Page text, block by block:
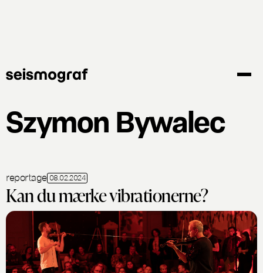
Szymon Bywalec
reportage 08.02.2024
Kan du mærke vibrationerne?